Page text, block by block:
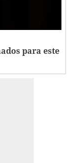
para este